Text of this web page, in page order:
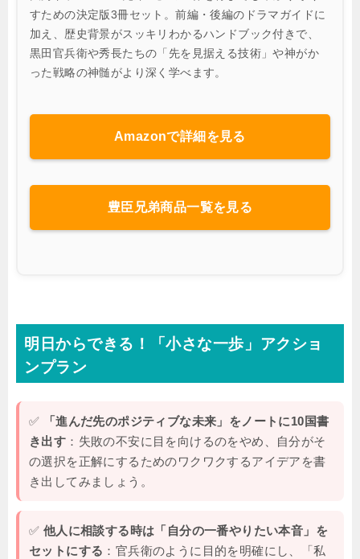
すための決定版3冊セット。前編・後編のドラマガイドに
加え、歴史背景がスッキリわかるハンドブック付きで、
黒田官兵衛や秀長たちの「先を見据える技術」や神がか
った戦略の神髄がより深く学べます。
Amazonで詳細を見る
豊臣兄弟商品一覧を見る
明日からできる！「小さな一歩」アクショ
ンプラン
✅
「進んだ先のポジティブな未来」をノートに10国書
き出す ：失敗の不安に目を向けるのをやめ、自分がそ
の選択を正解にするためのワクワクするアイデアを書
き出してみましょう。
✅ 他人に相談する時は「自分の一番やりたい本音」を
セットにする ：官兵衛のように目的を明確にし、「私